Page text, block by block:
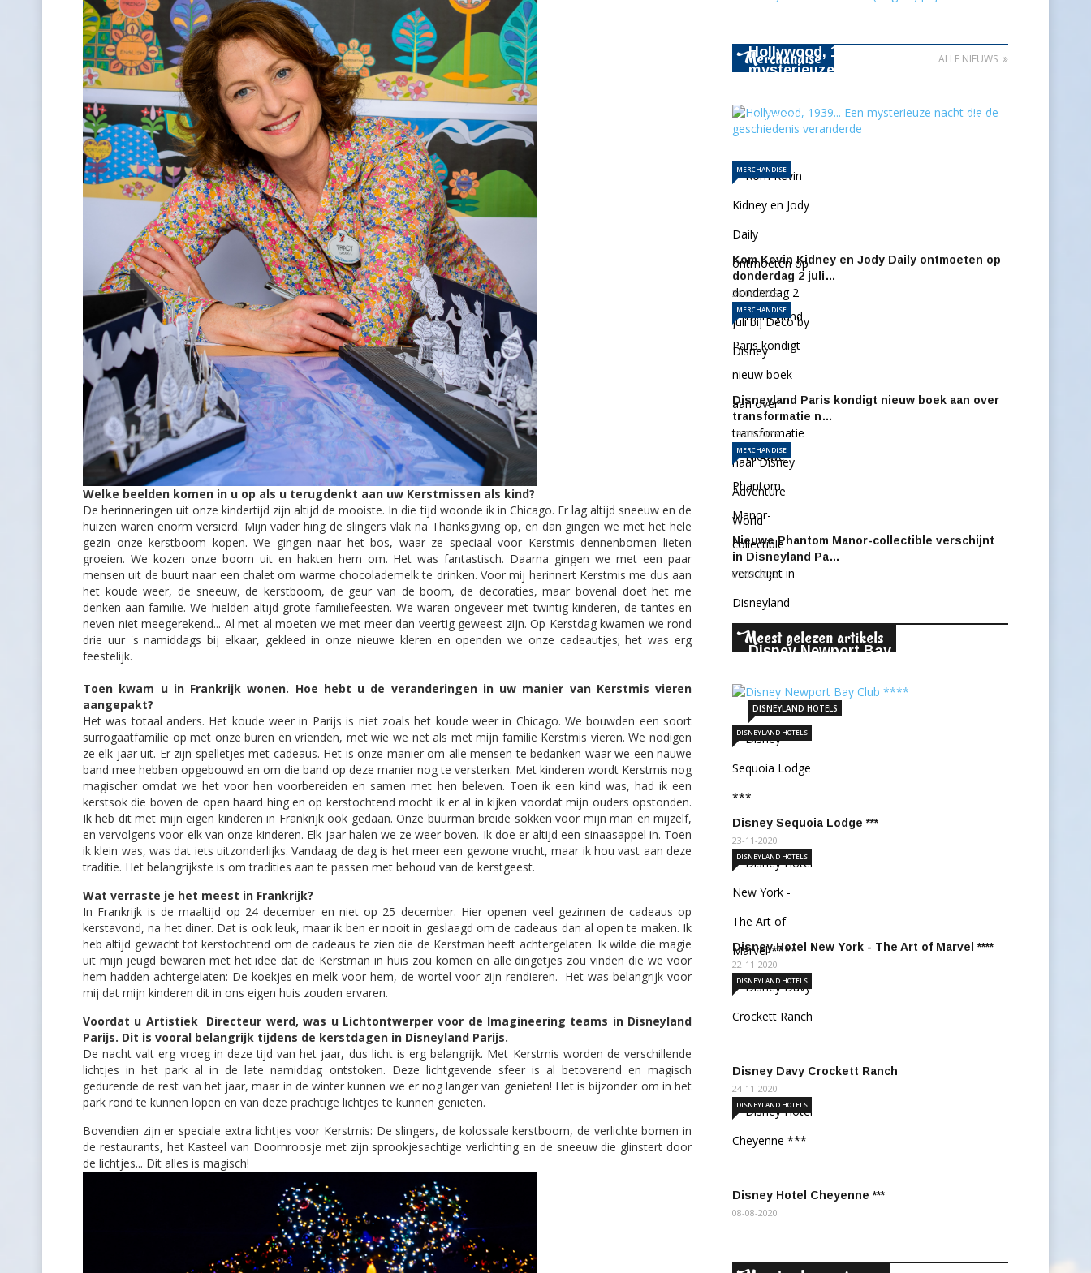
Welke beelden komen in u op als u terugdenkt aan uw Kerstmissen als kind?
De herinneringen uit onze kindertijd zijn altijd de mooiste. In die tijd woonde ik in Chicago. Er lag altijd sneeuw en de
huizen waren enorm versierd. Mijn vader hing de slingers vlak na Thanksgiving op, en dan gingen we met het hele
gezin onze kerstboom kopen. We gingen naar het bos, waar ze speciaal voor Kerstmis dennenbomen lieten
groeien. We kozen onze boom uit en hakten hem om. Het was fantastisch. Daarna gingen we met een paar
mensen uit de buurt naar een chalet om warme chocolademelk te drinken. Voor mij herinnert Kerstmis me dus aan
het koude weer, de sneeuw, de kerstboom, de geur van de boom, de decoraties, maar bovenal doet het me
denken aan familie. We hielden altijd grote familiefeesten. We waren ongeveer met twintig kinderen, de tantes en
neven niet meegerekend... Al met al moeten we met meer dan veertig geweest zijn. Op Kerstdag kwamen we rond
drie uur 's namiddags bij elkaar, gekleed in onze nieuwe kleren en openden we onze cadeautjes; het was erg
feestelijk.
Toen kwam u in Frankrijk wonen. Hoe hebt u de veranderingen in uw manier van Kerstmis vieren
aangepakt?
Het was totaal anders. Het koude weer in Parijs is niet zoals het koude weer in Chicago. We bouwden een soort
surrogaatfamilie op met onze buren en vrienden, met wie we net als met mijn familie Kerstmis vieren. We nodigen
ze elk jaar uit. Er zijn spelletjes met cadeaus. Het is onze manier om alle mensen te bedanken waar we een nauwe
band mee hebben opgebouwd en om die band op deze manier nog te versterken. Met kinderen wordt Kerstmis nog
magischer omdat we het voor hen voorbereiden en samen met hen beleven. Toen ik een kind was, had ik een
kerstsok die boven de open haard hing en op kerstochtend mocht ik er al in kijken voordat mijn ouders opstonden.
Ik heb dit met mijn eigen kinderen in Frankrijk ook gedaan. Onze buurman breide sokken voor mijn man en mijzelf,
en vervolgens voor elk van onze kinderen. Elk jaar halen we ze weer boven. Ik doe er altijd een sinaasappel in. Toen
ik klein was, was dat iets uitzonderlijks. Vandaag de dag is het meer een gewone vrucht, maar ik hou vast aan deze
traditie. Het belangrijkste is om tradities aan te passen met behoud van de kerstgeest.
Wat verraste je het meest in Frankrijk?
In Frankrijk is de maaltijd op 24 december en niet op 25 december. Hier openen veel gezinnen de cadeaus op
kerstavond, na het diner. Dat is ook leuk, maar ik ben er nooit in geslaagd om de cadeaus dan al open te maken. Ik
heb altijd gewacht tot kerstochtend om de cadeaus te zien die de Kerstman heeft achtergelaten. Ik wilde die magie
uit mijn jeugd bewaren met het idee dat de Kerstman in huis zou komen en alle dingetjes zou vinden die we voor
hem hadden achtergelaten: De koekjes en melk voor hem, de wortel voor zijn rendieren. Het was belangrijk voor
mij dat mijn kinderen dit in ons eigen huis zouden ervaren.
Voordat u Artistiek Directeur werd, was u Lichtontwerper voor de Imagineering teams in Disneyland
Parijs. Dit is vooral belangrijk tijdens de kerstdagen in Disneyland Parijs.
De nacht valt erg vroeg in deze tijd van het jaar, dus licht is erg belangrijk. Met Kerstmis worden de verschillende
lichtjes in het park al in de late namiddag ontstoken. Deze lichtgevende sfeer is al betoverend en magisch
gedurende de rest van het jaar, maar in de winter kunnen we er nog langer van genieten! Het is bijzonder om in het
park rond te kunnen lopen en van deze prachtige lichtjes te kunnen genieten.
Bovendien zijn er speciale extra lichtjes voor Kerstmis: De slingers, de kolossale kerstboom, de verlichte bomen in
de restaurants, het Kasteel van Doornroosje met zijn sprookjesachtige verlichting en de sneeuw die glinstert door
de lichtjes... Dit alles is magisch!
Merchandise
Hollywood, 1939... Een
mysterieuze nacht die de
10-07-2026 383
Kom Kevin Kidney en Jody Daily ontmoeten op
donderdag 2 juli…
MERCHANDISE
26-06-2026
Disneyland Paris kondigt nieuw boek aan over
transformatie n…
MERCHANDISE
19-03-2026
Nieuwe Phantom Manor-collectible verschijnt
in Disneyland Pa…
MERCHANDISE
07-03-2026
ALLE NIEUWS
Meest gelezen artikels
Disney Newport Bay Club ****
DISNEYLAND HOTELS
Disney Sequoia Lodge ***
DISNEYLAND HOTELS
23-11-2020
Disney Hotel New York - The Art of Marvel ****
DISNEYLAND HOTELS
22-11-2020
Disney Davy Crockett Ranch
DISNEYLAND HOTELS
24-11-2020
Disney Hotel Cheyenne ***
DISNEYLAND HOTELS
08-08-2020